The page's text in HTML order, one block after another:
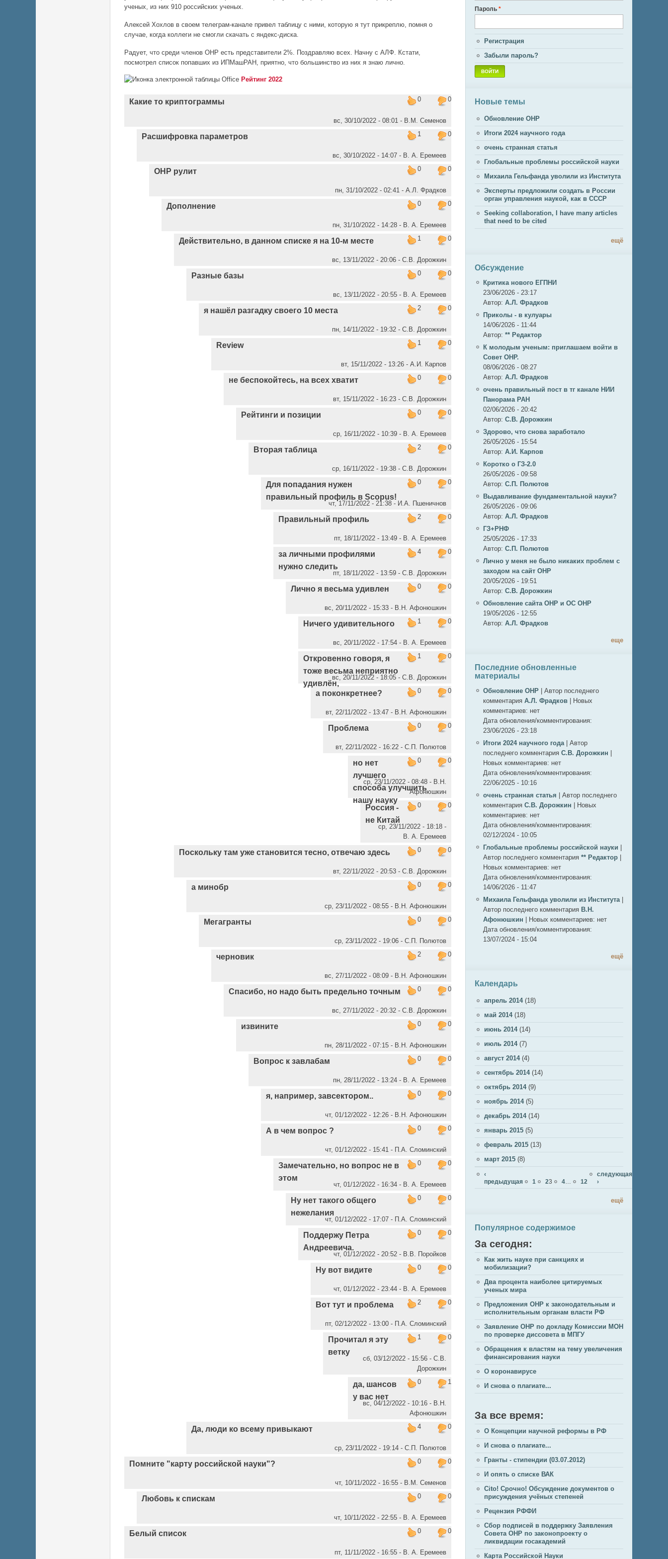
ученых, из них 910 российских ученых.
Алексей Хохлов в своем телеграм-канале привел таблицу с ними, которую я тут прикреплю, помня о
случае, когда коллеги не смогли скачать с яндекс-диска.
Радует, что среди членов ОНР есть представители 2%. Поздравляю всех. Начну с АЛФ. Кстати,
посмотрел список попавших из ИПМашРАН, приятно, что большинство из них я знаю лично.
Рейтинг 2022
0 0
Какие то криптограммы
вс, 30/10/2022 - 08:01 - В.М. Семенов
1
0
Расшифровка параметров
вс, 30/10/2022 - 14:07 - В. А. Еремеев
0
0
ОНР рулит
пн, 31/10/2022 - 02:41 - А.Л. Фрадков
0
0
Дополнение
пн, 31/10/2022 - 14:28 - В. А. Еремеев
1
0
Действительно, в данном списке я на 10-м месте
вс, 13/11/2022 - 20:06 - С.В. Дорожкин
0
0
Разные базы
вс, 13/11/2022 - 20:55 - В. А. Еремеев
2
0
я нашёл разгадку своего 10 места
пн, 14/11/2022 - 19:32 - С.В. Дорожкин
1
0
Review
вт, 15/11/2022 - 13:26 - А.И. Карпов
0
0
не беспокойтесь, на всех хватит
вт, 15/11/2022 - 16:23 - С.В. Дорожкин
0
0
Рейтинги и позиции
ср, 16/11/2022 - 10:39 - В. А. Еремеев
2
0
Вторая таблица
ср, 16/11/2022 - 19:38 - С.В. Дорожкин
0
0
Для попадания нужен
правильный профиль в Scopus!
чт, 17/11/2022 - 21:38 - И.А. Пшеничнов
2
0
Правильный профиль
пт, 18/11/2022 - 13:49 - В. А. Еремеев
4
0
за личными профилями
нужно следить
пт, 18/11/2022 - 13:59 - С.В. Дорожкин
0
0
Лично я весьма удивлен
вс, 20/11/2022 - 15:33 - В.Н. Афонюшкин
1
0
Ничего удивительного
вс, 20/11/2022 - 17:54 - В. А. Еремеев
1
0
Откровенно говоря, я
тоже весьма неприятно
удивлён,
вс, 20/11/2022 - 18:05 - С.В. Дорожкин
0
0
а поконкретнее?
вт, 22/11/2022 - 13:47 - В.Н. Афонюшкин
0
0
Проблема
вт, 22/11/2022 - 16:22 - C.П. Полютов
0
0
но нет
лучшего
способа улучшить
нашу науку
ср, 23/11/2022 - 08:48 - В.Н.
Афонюшкин
0
0
Россия -
не Китай
ср, 23/11/2022 - 18:18 -
В. А. Еремеев
0
0
Поскольку там уже становится тесно, отвечаю здесь
вт, 22/11/2022 - 20:53 - С.В. Дорожкин
0
0
а минобр
ср, 23/11/2022 - 08:55 - В.Н. Афонюшкин
0
0
Мегагранты
ср, 23/11/2022 - 19:06 - C.П. Полютов
2
0
черновик
вс, 27/11/2022 - 08:09 - В.Н. Афонюшкин
0
0
Спасибо, но надо быть предельно точным
вс, 27/11/2022 - 20:32 - С.В. Дорожкин
0
0
извините
пн, 28/11/2022 - 07:15 - В.Н. Афонюшкин
0
0
Вопрос к завлабам
пн, 28/11/2022 - 13:24 - В. А. Еремеев
0
0
я, например, завсектором..
чт, 01/12/2022 - 12:26 - В.Н. Афонюшкин
0
0
А в чем вопрос ?
чт, 01/12/2022 - 15:41 - П.А. Сломинский
0
0
Замечательно, но вопрос не в
этом
чт, 01/12/2022 - 16:34 - В. А. Еремеев
0
0
Ну нет такого общего
нежелания
чт, 01/12/2022 - 17:07 - П.А. Сломинский
0
0
Поддержу Петра
Андреевича.
чт, 01/12/2022 - 20:52 - В.В. Поройков
0
0
Ну вот видите
чт, 01/12/2022 - 23:44 - В. А. Еремеев
2
0
Вот тут и проблема
пт, 02/12/2022 - 13:00 - П.А. Сломинский
1
0
Прочитал я эту
ветку
сб, 03/12/2022 - 15:56 - С.В.
Дорожкин
0
1
да, шансов
у вас нет
вс, 04/12/2022 - 10:16 - В.Н.
Афонюшкин
4
0
Да, люди ко всему привыкают
ср, 23/11/2022 - 19:14 - C.П. Полютов
0
0
Помните "карту российской науки"?
чт, 10/11/2022 - 16:55 - В.М. Семенов
0
0
Любовь к спискам
чт, 10/11/2022 - 22:55 - В. А. Еремеев
0
0
Белый список
пт, 11/11/2022 - 16:55 - В. А. Еремеев
Пароль *
Регистрация
Забыли пароль?
Новые темы
Обновление ОНР
Итоги 2024 научного года
очень странная статья
Глобальные проблемы российской науки
Михаила Гельфанда уволили из Института
Эксперты предложили создать в России
орган управления наукой, как в СССР
Seeking collaboration, I have many articles
that need to be cited
ещё
Обсуждение
Критика нового ЕГПНИ
23/06/2026 - 23:17
Автор: А.Л. Фрадков
Приколы - в кулуары
14/06/2026 - 11:44
Автор: ** Редактор
К молодым ученым: приглашаем войти в
Совет ОНР.
08/06/2026 - 08:27
Автор: А.Л. Фрадков
очень правильный пост в тг канале НИИ
Панорама РАН
02/06/2026 - 20:42
Автор: С.В. Дорожкин
Здорово, что снова заработало
26/05/2026 - 15:54
Автор: А.И. Карпов
Коротко о ГЗ-2.0
26/05/2026 - 09:58
Автор: C.П. Полютов
Выдавливание фундаментальной науки?
26/05/2026 - 09:06
Автор: А.Л. Фрадков
ГЗ+РНФ
25/05/2026 - 17:33
Автор: C.П. Полютов
Лично у меня не было никаких проблем с
заходом на сайт ОНР
20/05/2026 - 19:51
Автор: С.В. Дорожкин
Обновление сайта ОНР и ОС ОНР
19/05/2026 - 12:55
Автор: А.Л. Фрадков
еще
Последние обновленные
материалы
Обновление ОНР
Автор последнего
комментария А.Л. Фрадков
Новых
комментариев: нет
Дата обновления/комментирования:
23/06/2026 - 23:18
Итоги 2024 научного года
Автор
последнего комментария С.В. Дорожкин
Новых комментариев: нет
Дата обновления/комментирования:
22/06/2025 - 10:16
очень странная статья
Автор последнего
комментария С.В. Дорожкин
Новых
комментариев: нет
Дата обновления/комментирования:
02/12/2024 - 10:05
Глобальные проблемы российской науки
Автор последнего комментария ** Редактор
Новых комментариев: нет
Дата обновления/комментирования:
14/06/2026 - 11:47
Михаила Гельфанда уволили из Института
Автор последнего комментария В.Н.
Афонюшкин
Новых комментариев: нет
Дата обновления/комментирования:
13/07/2024 - 15:04
ещё
Календарь
апрель 2014(18)
май 2014(18)
июнь 2014(14)
июль 2014(7)
август 2014(4)
сентябрь 2014(14)
октябрь 2014(9)
ноябрь 2014(5)
декабрь 2014(14)
январь 2015 (5)
февраль 2015 (13)
март 2015 (8)
Страницы
‹
предыдущая
1 23 4 12
следующая
›
ещё
Популярное содержимое
За сегодня:
Как жить науке при санкциях и
мобилизации?
Два процента наиболее цитируемых
ученых мира
Предложения ОНР к законодательным и
исполнительным органам власти РФ
Заявление ОНР по докладу Комиссии МОН
по проверке диссовета в МПГУ
Обращения к властям на тему увеличения
финансирования науки
О коронавирусе
И снова о плагиате...
За все время:
О Концепции научной реформы в РФ
И снова о плагиате...
Гранты - стипендии (03.07.2012)
И опять о списке ВАК
Cito! Срочно! Обсуждение документов о
присуждения учёных степеней
Рецензия РФФИ
Сбор подписей в поддержку Заявления
Совета ОНР по законопроекту о
ликвидации госакадемий
Карта Российской Науки